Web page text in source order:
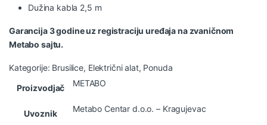
Dužina kabla 2,5 m
Garancija 3 godine uz registraciju uređaja na zvaničnom
Metabo sajtu.
Kategorije: Brusilice, Električni alat, Ponuda
Proizvodjač
METABO
Uvoznik Metabo Centar d.o.o. – Kragujevac